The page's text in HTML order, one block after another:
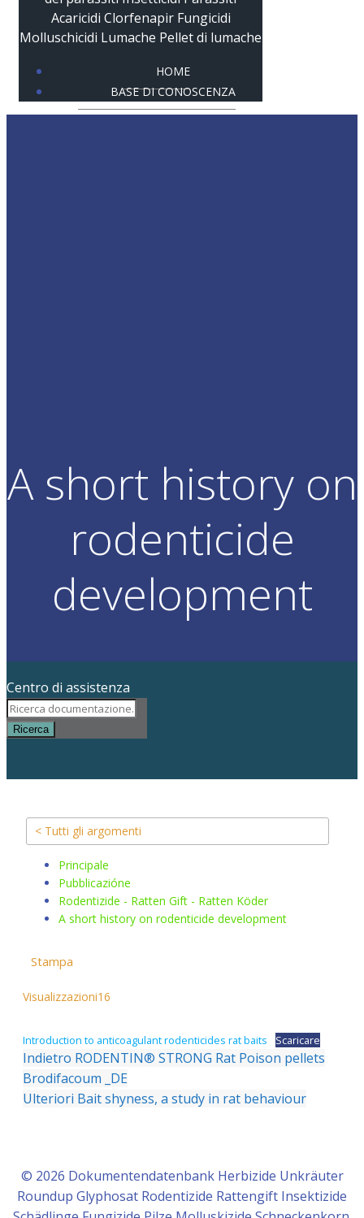
HOME
BASE DI CONOSCENZA
A short history on
rodenticide
development
Centro di assistenza
Ricerca
< Tutti gli argomenti
Principale
Pubblicazióne
Rodentizide - Ratten Gift - Ratten Köder
A short history on rodenticide development
Stampa
Visualizzazioni16
Introduction to anticoagulant rodenticides rat baits Scaricare
Indietro RODENTIN® STRONG Rat Poison pellets
Brodifacoum _DE
Ulteriori Bait shyness, a study in rat behaviour
© 2026 Dokumentendatenbank Herbizide Unkräuter
Roundup Glyphosat Rodentizide Rattengift Insektizide